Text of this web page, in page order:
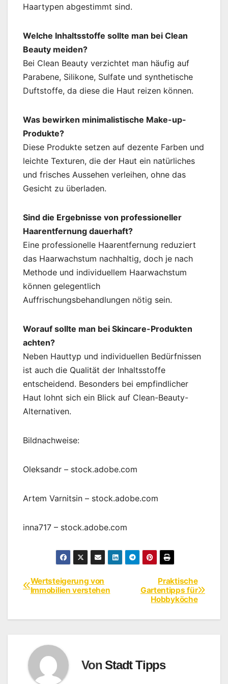
Haartypen abgestimmt sind.
Welche Inhaltsstoffe sollte man bei Clean
Beauty meiden?
Bei Clean Beauty verzichtet man häufig auf
Parabene, Silikone, Sulfate und synthetische
Duftstoffe, da diese die Haut reizen können.
Was bewirken minimalistische Make-up-
Produkte?
Diese Produkte setzen auf dezente Farben und
leichte Texturen, die der Haut ein natürliches
und frisches Aussehen verleihen, ohne das
Gesicht zu überladen.
Sind die Ergebnisse von professioneller
Haarentfernung dauerhaft?
Eine professionelle Haarentfernung reduziert
das Haarwachstum nachhaltig, doch je nach
Methode und individuellem Haarwachstum
können gelegentlich
Auffrischungsbehandlungen nötig sein.
Worauf sollte man bei Skincare-Produkten
achten?
Neben Hauttyp und individuellen Bedürfnissen
ist auch die Qualität der Inhaltsstoffe
entscheidend. Besonders bei empfindlicher
Haut lohnt sich ein Blick auf Clean-Beauty-
Alternativen.
Bildnachweise:
Oleksandr – stock.adobe.com
Artem Varnitsin – stock.adobe.com
inna717 – stock.adobe.com
BeitragsnavigationPraktische
Gartentipps für
Hobbyköche
Wertsteigerung von
Immobilien verstehen
VonStadt Tipps